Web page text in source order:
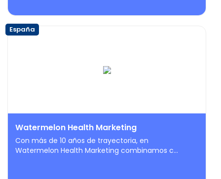
España
Watermelon Health Marketing
Con más de 10 años de trayectoria, en
Watermelon Health Marketing combinamos c...